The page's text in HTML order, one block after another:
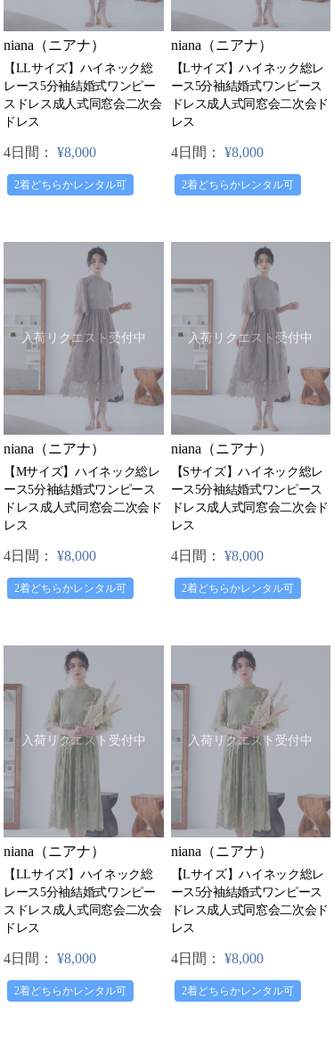
niana（ニアナ）
【LLサイズ】ハイネック総
レース5分袖結婚式ワンピー
スドレス成人式同窓会二次会
ドレス
4日間： ¥8,000
2着どちらかレンタル可
niana（ニアナ）
【Lサイズ】ハイネック総レ
ース5分袖結婚式ワンピース
ドレス成人式同窓会二次会ド
レス
4日間： ¥8,000
2着どちらかレンタル可
入荷リクエスト受付中
niana（ニアナ）
【Mサイズ】ハイネック総レ
ース5分袖結婚式ワンピース
ドレス成人式同窓会二次会ド
レス
4日間： ¥8,000
2着どちらかレンタル可
入荷リクエスト受付中
niana（ニアナ）
【Sサイズ】ハイネック総レ
ース5分袖結婚式ワンピース
ドレス成人式同窓会二次会ド
レス
4日間： ¥8,000
2着どちらかレンタル可
入荷リクエスト受付中
niana（ニアナ）
【LLサイズ】ハイネック総
レース5分袖結婚式ワンピー
スドレス成人式同窓会二次会
ドレス
4日間： ¥8,000
2着どちらかレンタル可
入荷リクエスト受付中
niana（ニアナ）
【Lサイズ】ハイネック総レ
ース5分袖結婚式ワンピース
ドレス成人式同窓会二次会ド
レス
4日間： ¥8,000
2着どちらかレンタル可